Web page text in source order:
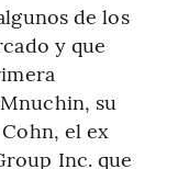
de los
y que
su
el ex
Inc. que